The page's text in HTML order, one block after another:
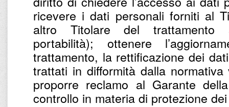
ricevere i dati personali forniti al
altro Titolare del trattamento
portabilità); ottenere
trattamento, la rettificazione dei
trattati in difformità dalla
proporre reclamo al Garante
controllo in materia di protezione